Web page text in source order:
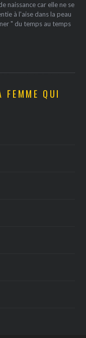
naissance car elle ne se
à l'aise dans la peau
" du temps au temps
FEMME QUI